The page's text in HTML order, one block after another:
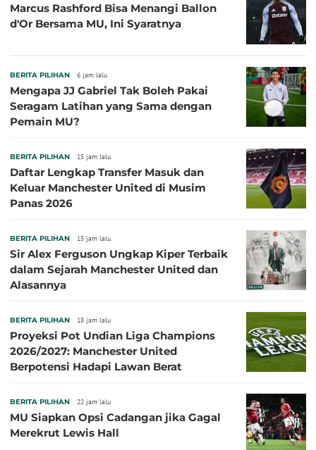
Marcus Rashford Bisa Menangi Ballon
d'Or Bersama MU, Ini Syaratnya
BERITA PILIHAN 6 jam lalu
Mengapa JJ Gabriel Tak Boleh Pakai
Seragam Latihan yang Sama dengan
Pemain MU?
BERITA PILIHAN 15 jam lalu
Daftar Lengkap Transfer Masuk dan
Keluar Manchester United di Musim
Panas 2026
BERITA PILIHAN 15 jam lalu
Sir Alex Ferguson Ungkap Kiper Terbaik
dalam Sejarah Manchester United dan
Alasannya
BERITA PILIHAN 18 jam lalu
Proyeksi Pot Undian Liga Champions
2026/2027: Manchester United
Berpotensi Hadapi Lawan Berat
BERITA PILIHAN 22 jam lalu
MU Siapkan Opsi Cadangan jika Gagal
Merekrut Lewis Hall